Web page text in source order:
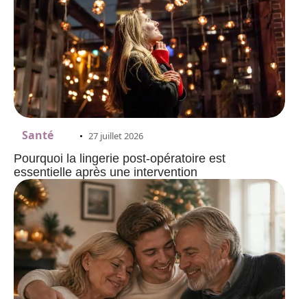
Santé 27 juillet 2026
Pourquoi la lingerie post-opératoire est
essentielle après une intervention